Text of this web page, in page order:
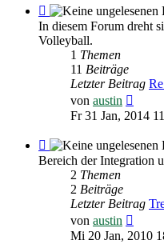
Feed
-
Forum
Freitag
19Uhr
In diesem Forum dreht
Volleyball.
1 Themen
11 Beiträge
Letzter Beitrag
von austin
Fr 31 Jan, 2014
Feed
-
Werkstatt
Freitag
19Uhr
Bereich der Integration
2 Themen
2 Beiträge
Letzter Beitrag
von austin
Mi 20 Jan, 2010